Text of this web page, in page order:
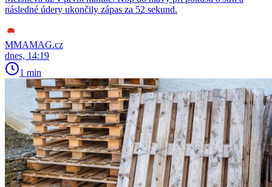
následné údery ukončily zápas za 52 sekund.
MMAMAG.cz
dnes, 14:19
1 min